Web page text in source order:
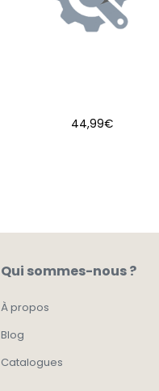
44,99€
Qui sommes-nous ?
À propos
Blog
Catalogues